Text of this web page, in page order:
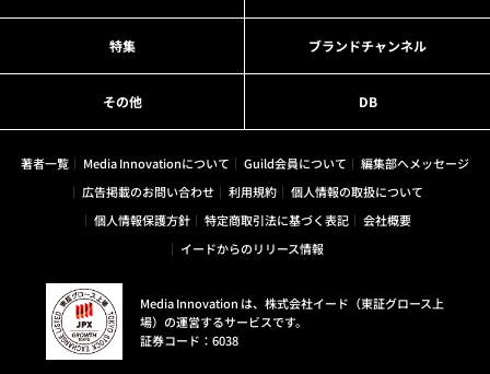
特集 ブランドチャンネル
その他 DB
著者一覧 Media Innovationについて Guild会員について
編集部へメッセージ
広告掲載のお問い合わせ
利用規約
個人情報の取扱について
個人情報保護方針
特定商取引法に基づく表記
会社概要
イードからのリリース情報
Media Innovation は、株式会社イード（東証グロース上
場）の運営するサービスです。
証券コード：6038